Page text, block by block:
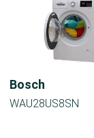
Bosch
WAU28US8SN